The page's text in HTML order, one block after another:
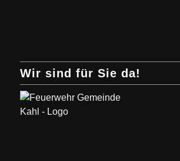
Wir sind für Sie da!